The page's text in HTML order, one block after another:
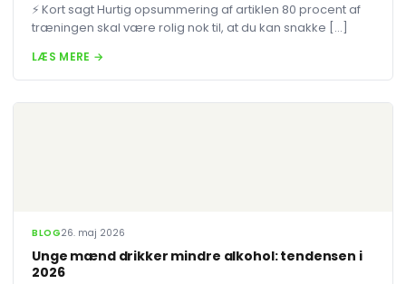
⚡ Kort sagt Hurtig opsummering af artiklen 80 procent af
træningen skal være rolig nok til, at du kan snakke […]
LÆS MERE →
BLOG26. maj 2026
Unge mænd drikker mindre alkohol: tendensen i
2026